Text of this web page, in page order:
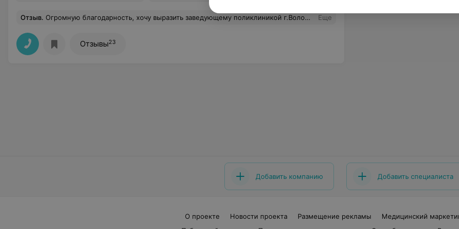
Отзыв. Огромную благодарность, хочу выразить заведующему поликлиникой г.Воложин: Бураку Александру Александровичу. Оказалось, что он пациентов с COVID , которые лечатся дома, держит под личным контролем. Когда возникла проблема, и я не могла ее решить, я набрала приемную заведующего поликлиникой и не ошиблась. Не смотря, на свою занятость, Александр Александрович просмотрел все результаты исследований, несколько раз уточнил состояние больных родителей и оказал необходимую помощь. Больше бы таких внимательных и отзывчивых врачей. Они особенно нужны в настоящее время!!! Также хочу сказать спасибо участковому врачу Максимчик Л.А. за ее терпение. Когда ей позвонишь, а при COVID, вопросов всегда много и каждый день они новые, Лариса Александровна всегда терпеливо выслушает жалобы, просмотрит результаты исследований и проконсультирует. А звонят ей бесконечное количество раз в день. Еще
Отзывы23
Добавить компанию Добавить специалиста
О проекте Новости проекта Размещение рекламы
Медицинский